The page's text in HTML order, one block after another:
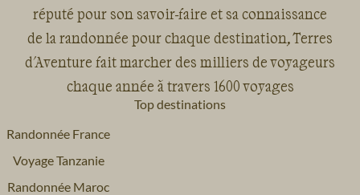
réputé pour son savoir-faire et sa connaissance
de la randonnée pour chaque destination, Terres
d'Aventure fait marcher des milliers de voyageurs
chaque année à travers 1600 voyages
Top destinations
Randonnée France
Voyage Tanzanie
Randonnée Maroc